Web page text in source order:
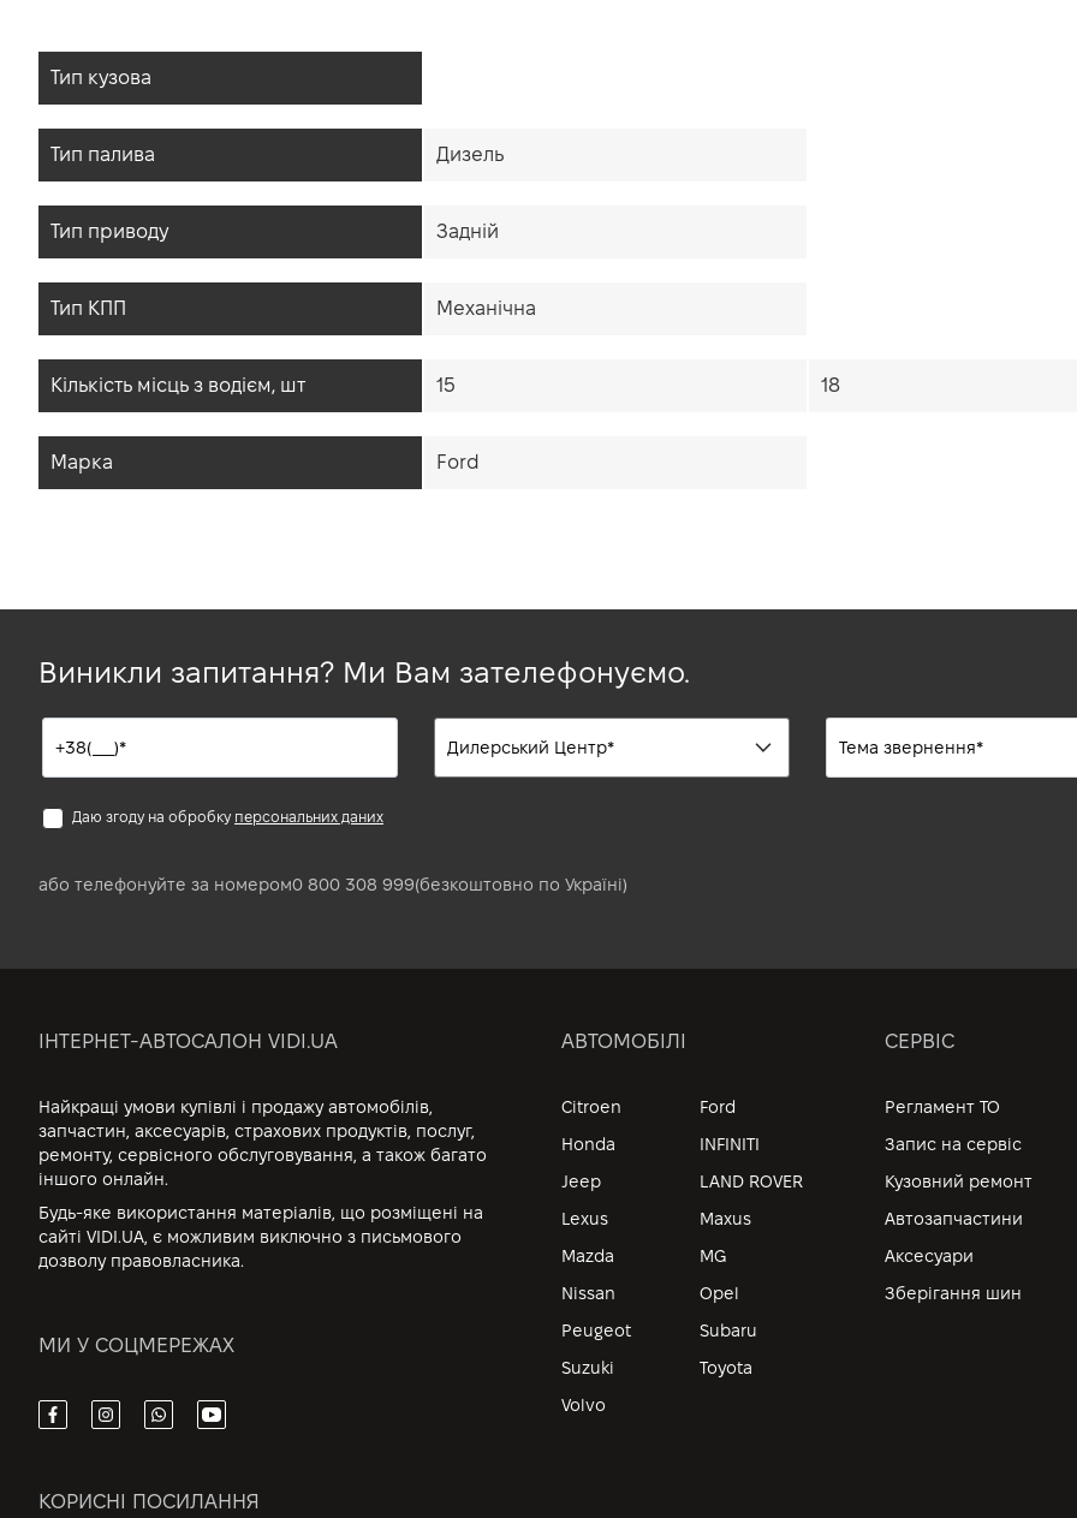
Тип кузова
Тип палива Дизель
Тип приводу Задній
Тип КПП Механічна
Кiлькiсть мiсць з водієм, шт 15 18
Марка Ford
Виникли запитання? Ми Вам зателефонуємо.
Даю згоду на обробку персональних даних
або телефонуйте за номером0 800 308 999(безкоштовно по Україні)
ІНТЕРНЕТ-АВТОСАЛОН VIDI.UA
Найкращі умови купівлі і продажу автомобілів,
запчастин, аксесуарів, страхових продуктів, послуг,
ремонту, сервісного обслуговування, а також багато
іншого онлайн.
Будь-яке використання матеріалів, що розміщені на
сайті VIDI.UA, є можливим виключно з письмового
дозволу правовласника.
МИ У СОЦМЕРЕЖАХ
АВТОМОБІЛІ
Citroen
Ford
Honda
INFINITI
Jeep
LAND ROVER
Lexus
Maxus
Mazda
MG
Nissan
Opel
Peugeot
Subaru
Suzuki
Toyota
Volvo
СЕРВІС
Регламент ТО
Запис на сервіс
Кузовний ремонт
Автозапчастини
Аксесуари
Зберігання шин
КОРИСНІ ПОСИЛАННЯ